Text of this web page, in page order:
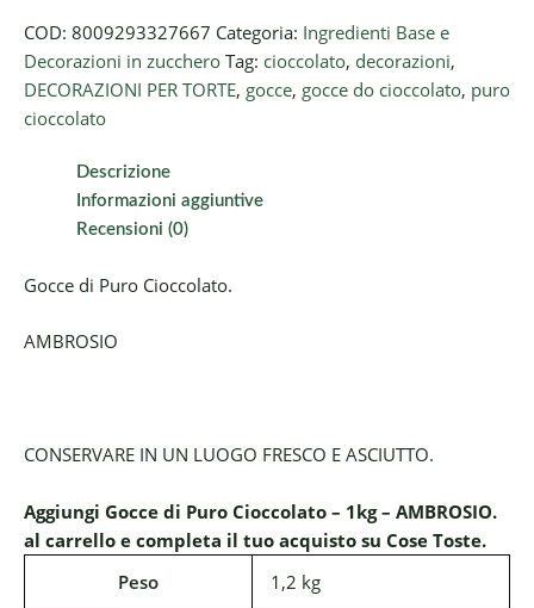
COD: 8009293327667 Categoria: Ingredienti Base e
Decorazioni in zucchero Tag: cioccolato, decorazioni,
DECORAZIONI PER TORTE, gocce, gocce do cioccolato, puro
cioccolato
Descrizione
Informazioni aggiuntive
Recensioni (0)
Gocce di Puro Cioccolato.
AMBROSIO
CONSERVARE IN UN LUOGO FRESCO E ASCIUTTO.
Aggiungi Gocce di Puro Cioccolato – 1kg – AMBROSIO.
al carrello e completa il tuo acquisto su Cose Toste.
Peso
1,2 kg